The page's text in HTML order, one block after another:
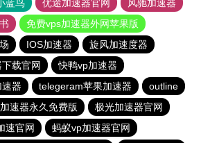
蓝鸟 优途加速器官网
风驰加速器
免费vps加速器外网苹果版
IOS加速器
旋风加速度器
载官网
快鸭vp加速器
速器 telegeram苹果加速器
outline
速器永久免费版
极光加速器官网
速官网 蚂蚁vp加速器官网